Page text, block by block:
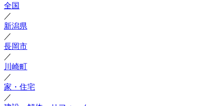
全国
／
新潟県
／
長岡市
／
川崎町
／
家・住宅
／